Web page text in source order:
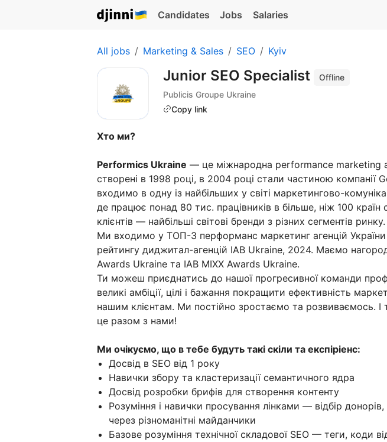
Candidates Jobs Salaries
All jobs Marketing & Sales SEO Kyiv
Junior SEO Specialist
Offline
Publicis Groupe Ukraine
Copy link
Хто ми?
Performics Ukraine — це міжнародна performance marketing
створені в 1998 році, в 2004 році стали частиною компанії
входимо в одну із найбільших у світі маркетингово-
де працює понад 80 тис. працівників в більше, ніж 100 країн
клієнтів — найбільші світові бренди з різних сегментів ринку.
Ми входимо у ТОП-3 перформанс маркетинг агенцій України
рейтингу диджитал-агенцій IAB Ukraine, 2024. Маємо
Awards Ukraine та IAB MIXX Awards Ukraine.
Ти можеш приєднатись до нашої прогресивної команди
великі амбіції, цілі і бажання покращити ефективність
нашим клієнтам. Ми постійно зростаємо та розвиваємось.
це разом з нами!
Ми очікуємо, що в тебе будуть такі скіли та експіріенс:
Досвід в SEO від 1 року
Навички збору та кластеризації семантичного ядра
Досвід розробки брифів для створення контенту
Розуміння і навички просування лінками — відбір
через різноманітні майданчики
Базове розуміння технічної складової SEO — теги, коди